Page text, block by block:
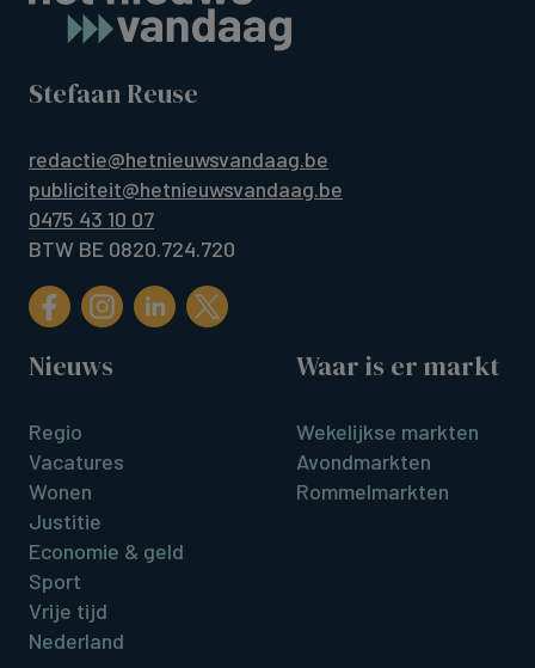
Stefaan Reuse
redactie@hetnieuwsvandaag.be
publiciteit@hetnieuwsvandaag.be
0475 43 10 07
BTW BE 0820.724.720
Nieuws
Regio
Vacatures
Wonen
Justitie
Economie & geld
Sport
Vrije tijd
Nederland
Waar is er markt
Wekelijkse markten
Avondmarkten
Rommelmarkten